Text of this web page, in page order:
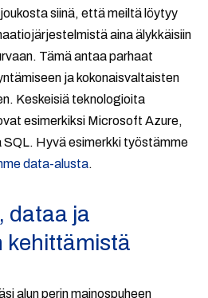
siinä, että meiltä löytyy
aina älykkäisiin
Tämä antaa parhaat
ja kokonaisvaltaisten
Keskeisiä teknologioita
esimerkiksi Microsoft Azure,
Hyvä esimerkki työstämme
data-alusta.
dataa ja
kehittämistä
alun perin mainospuheen